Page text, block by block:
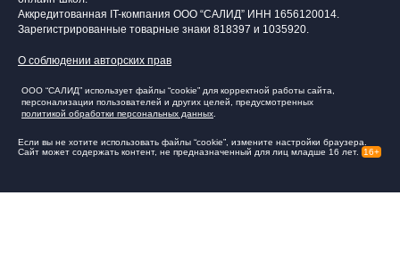
Аккредитованная IT-компания ООО “САЛИД” ИНН 1656120014.
Зарегистрированные товарные знаки 818397 и 1035920.
О соблюдении авторских прав
ООО “САЛИД” использует файлы “cookie” для корректной работы сайта,
персонализации пользователей и других целей, предусмотренных
политикой обработки персональных данных
Если вы не хотите использовать файлы “cookie”, измените настройки браузера.
Сайт может содержать контент, не предназначенный для лиц младше 16 лет.
16+